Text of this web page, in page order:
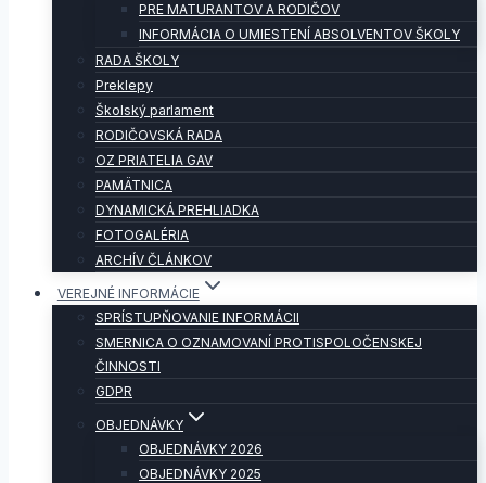
PRE MATURANTOV A RODIČOV
INFORMÁCIA O UMIESTENÍ ABSOLVENTOV ŠKOLY
RADA ŠKOLY
Preklepy
Školský parlament
RODIČOVSKÁ RADA
OZ PRIATELIA GAV
PAMÄTNICA
DYNAMICKÁ PREHLIADKA
FOTOGALÉRIA
ARCHÍV ČLÁNKOV
VEREJNÉ INFORMÁCIE
SPRÍSTUPŇOVANIE INFORMÁCII
SMERNICA O OZNAMOVANÍ PROTISPOLOČENSKEJ
ČINNOSTI
GDPR
OBJEDNÁVKY
OBJEDNÁVKY 2026
OBJEDNÁVKY 2025